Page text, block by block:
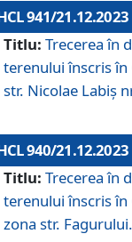
941/21.12.2023
Titlu: Trecerea în
terenului înscris în
str. Nicolae Labiș
940/21.12.2023
Titlu: Trecerea în
terenului înscris în
zona str. Fagurului.